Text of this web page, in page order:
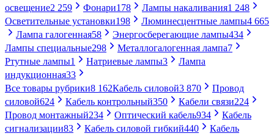
освещение2 259 Фонари178 Лампы накаливания1 248
Осветительные установки198 Люминесцентные лампы4 665
Лампа галогенная58 Энергосберегающие лампы434
Лампы специальные298 Металлогалогенная лампа7
Ртутные лампы1 Натриевые лампы3
Лампа
индукционная33
Все товары рубрики8 162Кабель силовой3 870
Провод
силовой624 Кабель контрольный350 Кабели связи224
Провод монтажный234 Оптический кабель934
Кабель
сигнализации83 Кабель силовой гибкий440
Кабель